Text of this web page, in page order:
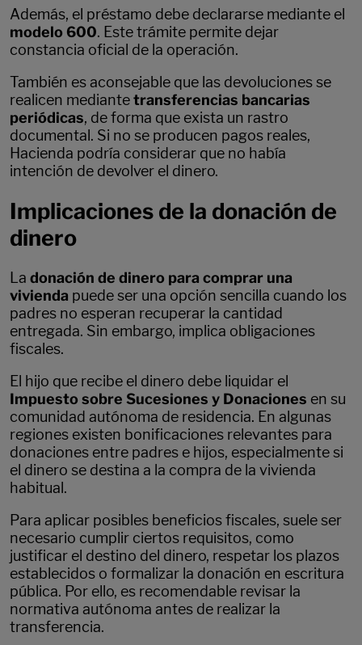
Además, el préstamo debe declararse mediante el
modelo 600. Este trámite permite dejar
constancia oficial de la operación.
También es aconsejable que las devoluciones se
realicen mediantetransferencias bancarias
periódicas, de forma que exista un rastro
documental. Si no se producen pagos reales,
Hacienda podría considerar que no había
intención de devolver el dinero.
Implicaciones de la donación de
dinero
La donación de dinero para comprar una
vivienda puede ser una opción sencilla cuando los
padres no esperan recuperar la cantidad
entregada. Sin embargo, implica obligaciones
fiscales.
El hijo que recibe el dinero debe liquidar el
Impuesto sobre Sucesiones y Donaciones en su
comunidad autónoma de residencia. En algunas
regiones existen bonificaciones relevantes para
donaciones entre padres e hijos, especialmente si
el dinero se destina a la compra de la vivienda
habitual.
Para aplicar posibles beneficios fiscales, suele ser
necesario cumplir ciertos requisitos, como
justificar el destino del dinero, respetar los plazos
establecidos o formalizar la donación en escritura
pública. Por ello, es recomendable revisar la
normativa autónoma antes de realizar la
transferencia.